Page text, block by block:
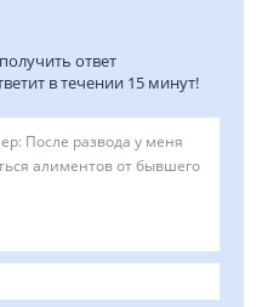
ответ
в течении 15 минут!